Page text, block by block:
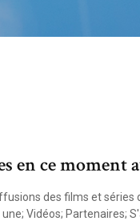
en ce moment
des films et séries
Vidéos; Partenaires;